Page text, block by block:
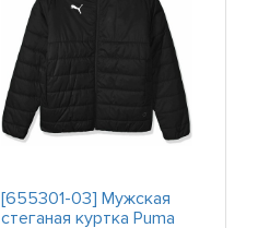
[655301-03] Мужская
стеганая куртка Puma